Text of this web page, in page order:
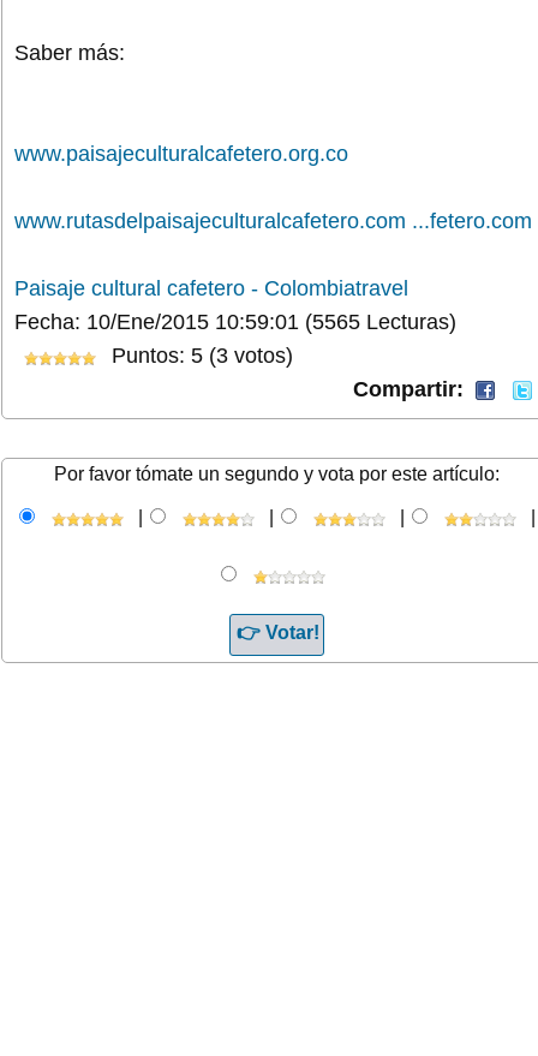
Saber más:
www.paisajeculturalcafetero.org.co
www.rutasdelpaisajeculturalcafetero.com ...fetero.com
Paisaje cultural cafetero - Colombiatravel
Fecha: 10/Ene/2015 10:59:01 (5565 Lecturas)
Puntos: 5 (3 votos)
Compartir:
Por favor tómate un segundo y vota por este artículo: